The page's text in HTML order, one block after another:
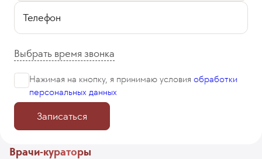
Телефон
Выбрать время звонка
Нажимая на кнопку, я принимаю условия обработки
персональных данных
Записаться
Врачи-кураторы